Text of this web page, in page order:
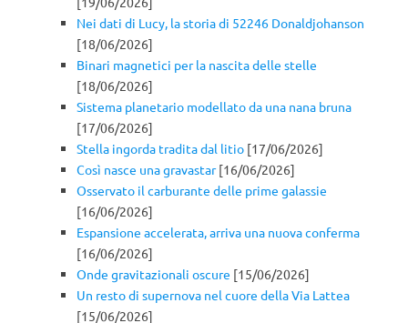
Nei dati di Lucy, la storia di 52246 Donaldjohanson
[18/06/2026]
Binari magnetici per la nascita delle stelle
[18/06/2026]
Sistema planetario modellato da una nana bruna
[17/06/2026]
Stella ingorda tradita dal litio [17/06/2026]
Così nasce una gravastar[16/06/2026]
Osservato il carburante delle prime galassie
[16/06/2026]
Espansione accelerata, arriva una nuova conferma
[16/06/2026]
Onde gravitazionali oscure [15/06/2026]
Un resto di supernova nel cuore della Via Lattea
[15/06/2026]